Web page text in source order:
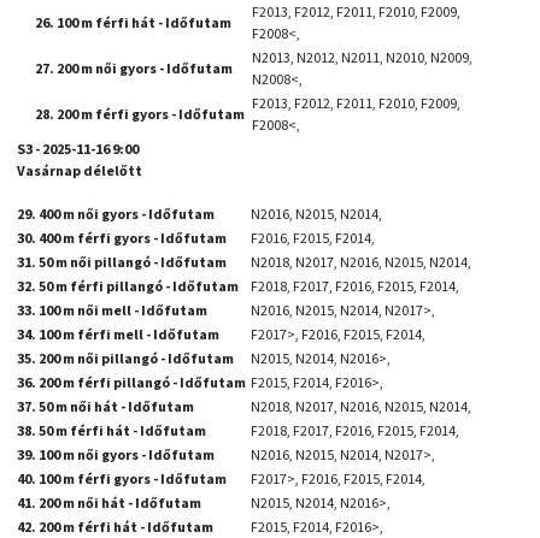
26. 100 m férfi hát - Időfutam
F2013, F2012, F2011, F2010, F2009,
F2008<,
27. 200 m női gyors - Időfutam
N2013, N2012, N2011, N2010, N2009,
N2008<,
28. 200 m férfi gyors - Időfutam
F2013, F2012, F2011, F2010, F2009,
F2008<,
S3 - 2025-11-16 9:00
Vasárnap délelőtt
29. 400 m női gyors - Időfutam
N2016, N2015, N2014,
30. 400 m férfi gyors - Időfutam
F2016, F2015, F2014,
31. 50 m női pillangó - Időfutam
N2018, N2017, N2016, N2015, N2014,
32. 50 m férfi pillangó - Időfutam
F2018, F2017, F2016, F2015, F2014,
33. 100 m női mell - Időfutam
N2016, N2015, N2014, N2017>,
34. 100 m férfi mell - Időfutam
F2017>, F2016, F2015, F2014,
35. 200 m női pillangó - Időfutam
N2015, N2014, N2016>,
36. 200 m férfi pillangó - Időfutam F2015, F2014, F2016>,
37. 50 m női hát - Időfutam
N2018, N2017, N2016, N2015, N2014,
38. 50 m férfi hát - Időfutam
F2018, F2017, F2016, F2015, F2014,
39. 100 m női gyors - Időfutam
N2016, N2015, N2014, N2017>,
40. 100 m férfi gyors - Időfutam
F2017>, F2016, F2015, F2014,
41. 200 m női hát - Időfutam
N2015, N2014, N2016>,
42. 200 m férfi hát - Időfutam
F2015, F2014, F2016>,